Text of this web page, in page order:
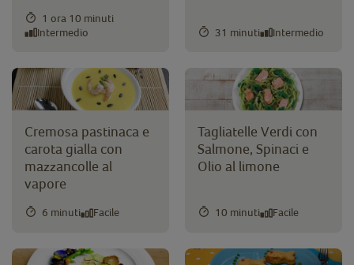
1 ora 10 minuti
Intermedio
31 minuti Intermedio
Cremosa pastinaca e
carota gialla con
mazzancolle al
vapore
6 minuti Facile
Tagliatelle Verdi con
Salmone, Spinaci e
Olio al limone
10 minuti Facile